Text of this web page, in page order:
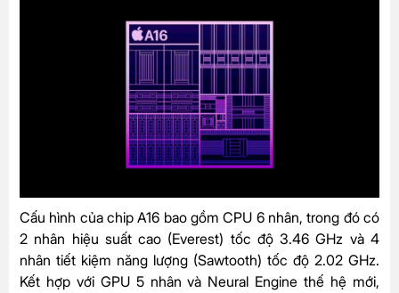
Cấu hình của chip A16 bao gồm CPU 6 nhân, trong đó có
2 nhân hiệu suất cao (Everest) tốc độ 3.46 GHz và 4
nhân tiết kiệm năng lượng (Sawtooth) tốc độ 2.02 GHz.
Kết hợp với GPU 5 nhân và Neural Engine thế hệ mới,